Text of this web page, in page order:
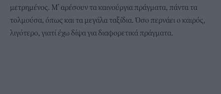
μετρημένος. Μ’ αρέσουν τα καινούργια πράγματα, πάντα τα
τολμούσα, όπως και τα μεγάλα ταξίδια. Όσο περνάει ο καιρός,
λιγότερο, γιατί έχω δίψα για διαφορετικά πράγματα.